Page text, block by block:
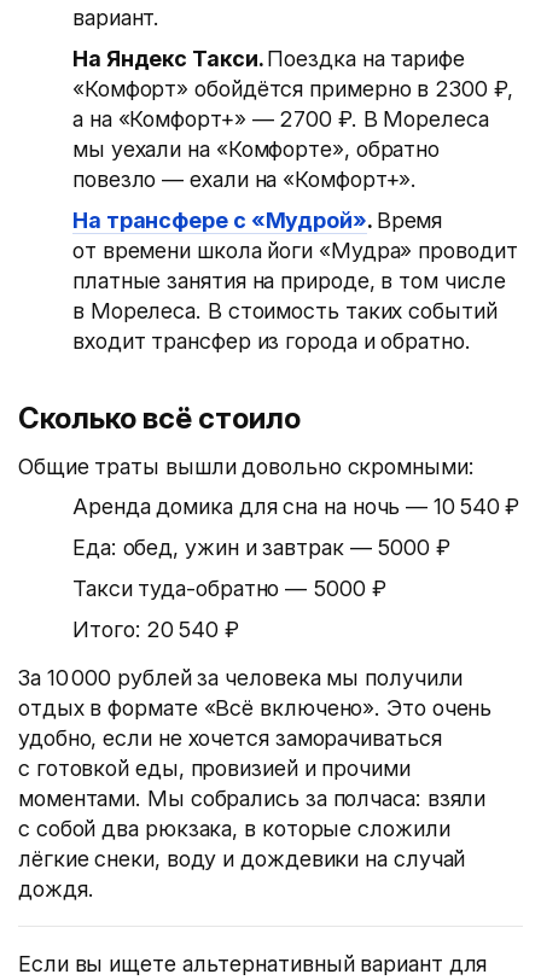
вариант.
На Яндекс Такси.Поездка на тарифе
«Комфорт» обойдётся примерно в 2300 ₽,
а на «Комфорт+» — 2700 ₽. В Морелеса
мы уехали на «Комфорте», обратно
повезло — ехали на «Комфорт+».
На трансфере с «Мудрой». Время
от времени школа йоги «Мудра» проводит
платные занятия на природе, в том числе
в Морелеса. В стоимость таких событий
входит трансфер из города и обратно.
Сколько всё стоило
Общие траты вышли довольно скромными:
Аренда домика для сна на ночь — 10 540 ₽
Еда: обед, ужин и завтрак — 5000 ₽
Такси туда-обратно — 5000 ₽
Итого: 20 540 ₽
За 10 000 рублей за человека мы получили
отдых в формате «Всё включено». Это очень
удобно, если не хочется заморачиваться
с готовкой еды, провизией и прочими
моментами. Мы собрались за полчаса: взяли
с собой два рюкзака, в которые сложили
лёгкие снеки, воду и дождевики на случай
дождя.
Если вы ищете альтернативный вариант для